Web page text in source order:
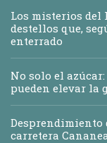
Los misterios del
destellos que,
enterrado
No solo el
pueden elevar la
Desprendimiento
carretera